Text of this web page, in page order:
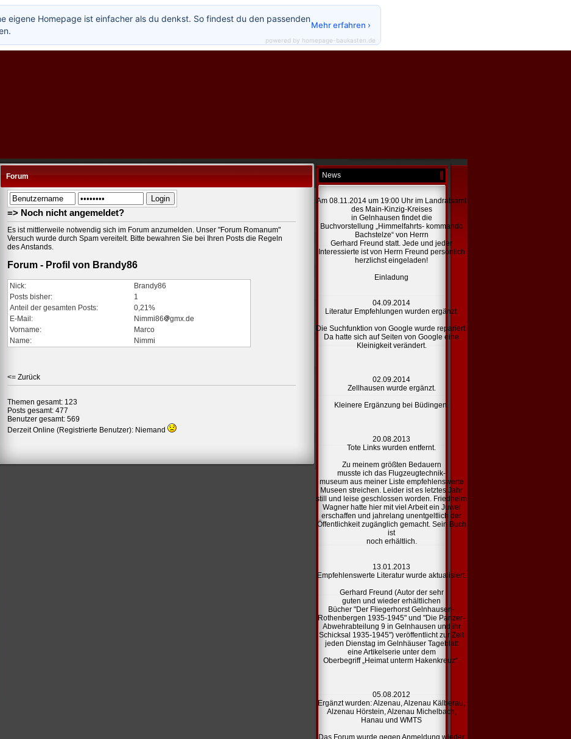
Forum
=> Noch nicht angemeldet?
Es ist mittlerweile notwendig sich im Forum anzumelden. Unser "Forum Romanum"
Versuch wurde durch Spam vereitelt. Bitte bewahren Sie bei Ihren Posts die Regeln
des Anstands.
Forum - Profil von Brandy86
Nick:
Brandy86
Posts bisher:
1
Anteil der gesamten Posts:
0,21%
E-Mail:
Nimmi86
gmx.de
Vorname:
Marco
Name:
Nimmi
<= Zurück
Themen gesamt: 123
Posts gesamt: 477
Benutzer gesamt: 569
Derzeit Online (Registrierte Benutzer): Niemand
News
Am 08.11.2014 um 19:00 Uhr im Landratsamt
des Main-Kinzig-Kreises
in Gelnhausen findet die
Buchvorstellung „Himmelfahrts- kommando
Bachstelze“ von Herrn
Gerhard Freund statt. Jede und jeder
Interessierte ist von Herrn Freund persönlich
herzlichst eingeladen!
Einladung
04.09.2014
Literatur Empfehlungen wurden ergänzt.
Die Suchfunktion von Google wurde repariert.
Da hatte sich auf Seiten von Google eine
Kleinigkeit verändert.
02.09.2014
Zellhausen wurde ergänzt.
Kleinere Ergänzung bei Büdingen.
20.08.2013
Tote Links wurden entfernt.
Zu meinem größten Bedauern
musste ich das Flugzeugtechnik-
museum aus meiner Liste empfehlenswerte
Museen streichen. Leider ist es letztes Jahr
still und leise geschlossen worden. Friedhelm
Wagner hatte hier mit viel Arbeit ein Juwel
erschaffen und jahrelang unentgeltlich der
Öffentlichkeit zugänglich gemacht. Sein Buch
ist
noch erhältlich.
13.01.2013
Empfehlenswerte Literatur wurde aktualisiert.
Gerhard Freund (Autor der sehr
guten und wieder erhältlichen
Bücher "Der Fliegerhorst Gelnhausen-
Rothenbergen 1935-1945" und "Die Panzer-
Abwehrabteilung 9 in Gelnhausen und ihr
Schicksal 1935-1945") veröffentlicht zur Zeit
jeden Dienstag im Gelnhäuser Tageblatt
eine Artikelserie unter dem
Oberbegriff „Heimat unterm Hakenkreuz“.
05.08.2012
Ergänzt wurden:Alzenau,Alzenau Kälberau,
Alzenau Hörstein,Alzenau Michelbach,
Hanau und WMTS
Das Forum wurde gegen Anmeldung wieder
eigene Homepage ist einfacher als du denkst. So findest du den passenden
Mehr erfahren ›
powered by homepage-baukasten.de